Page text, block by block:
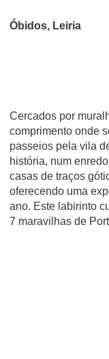
Óbidos, Leiria
Cercados por
comprimento onde
passeios pela vila
história, num
casas de traços
oferecendo uma
ano. Este labirinto
7 maravilhas de